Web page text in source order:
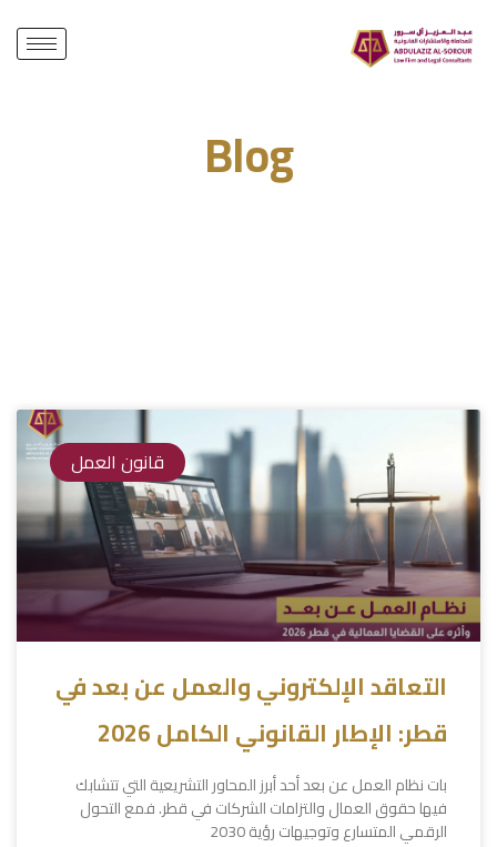
Blog
قانون العمل
التعاقد الإلكتروني والعمل عن بعد في
قطر: الإطار القانوني الكامل 2026
بات نظام العمل عن بعد أحد أبرز المحاور التشريعية التي تتشابك
فيها حقوق العمال والتزامات الشركات في قطر. فمع التحول
الرقمي المتسارع وتوجيهات رؤية 2030